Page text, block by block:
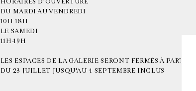
DU MARDI AU VENDREDI
10H-18H
LE SAMEDI
11H-19H
LES ESPACES DE LA GALERIE SERONT FERMÉS À PARTIR
DU 23 JUILLET JUSQU'AU 4 SEPTEMBRE INCLUS